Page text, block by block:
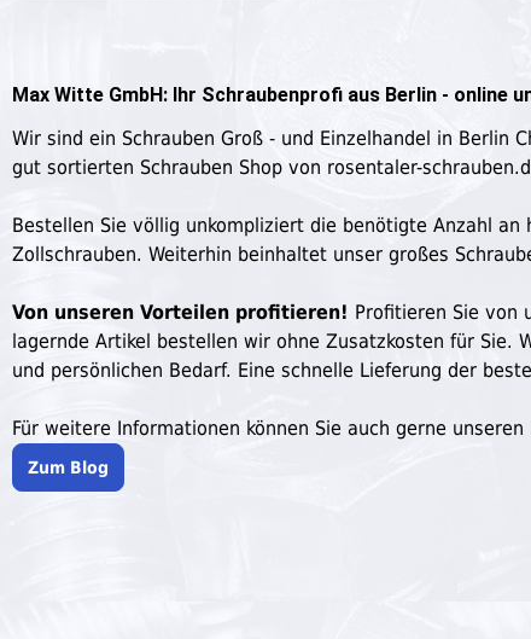
Max Witte GmbH: Ihr Schraubenprofi aus Berlin - online
Wir sind ein Schrauben Groß - und Einzelhandel in Berlin
gut sortierten Schrauben Shop von rosentaler-
Bestellen Sie völlig unkompliziert die benötigte Anzahl
Zollschrauben. Weiterhin beinhaltet unser großes
Von unseren Vorteilen profitieren! Profitieren Sie von
lagernde Artikel bestellen wir ohne Zusatzkosten für Sie.
und persönlichen Bedarf. Eine schnelle Lieferung der
Für weitere Informationen können Sie auch gerne unseren
Zum Blog